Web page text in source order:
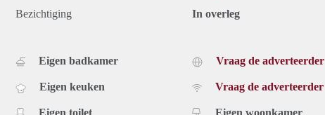
Bezichtiging In overleg
Eigen badkamer
Eigen keuken
Vraag de adverteerder
Vraag de adverteerder